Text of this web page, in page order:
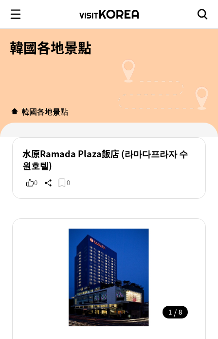
韓國各地景點
韓國各地景點
水原Ramada Plaza飯店 (라마다프라자 수
원호텔)
0 0
1 / 8